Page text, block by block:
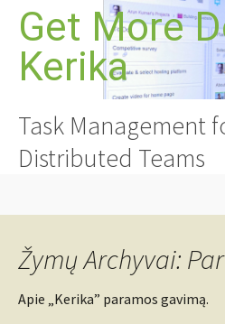
Pereiti
prie
turinio
Get More
Kerika
Task Management
Distributed Teams
Žymų Archyvai:
Apie „Kerika” paramos gavimą.